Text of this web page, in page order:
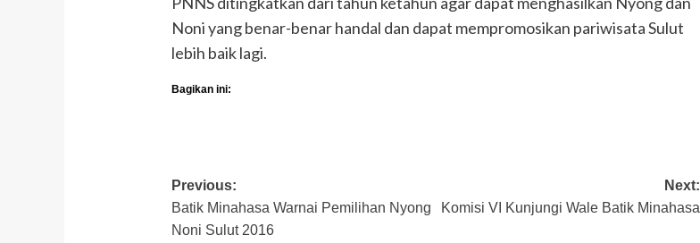
Noni yang benar-benar handal dan dapat mempromosikan pariwisata Sulut
lebih baik lagi.
Bagikan ini:
Post
navigation
Previous:
Batik Minahasa Warnai Pemilihan Nyong
Noni Sulut 2016
Next:
Komisi VI Kunjungi Wale Batik Minahasa